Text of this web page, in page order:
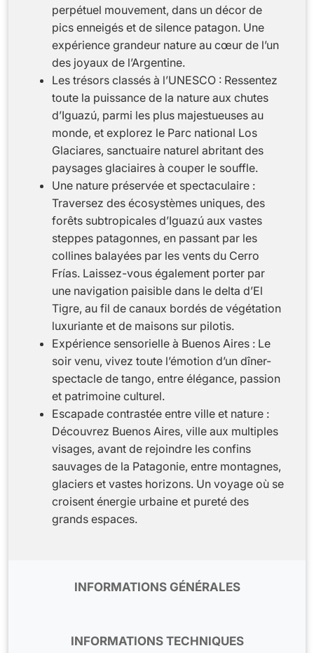
perpétuel mouvement, dans un décor de
pics enneigés et de silence patagon. Une
expérience grandeur nature au cœur de l’un
des joyaux de l’Argentine.
Les trésors classés à l’UNESCO : Ressentez
toute la puissance de la nature aux chutes
d’Iguazú, parmi les plus majestueuses au
monde, et explorez le Parc national Los
Glaciares, sanctuaire naturel abritant des
paysages glaciaires à couper le souffle.
Une nature préservée et spectaculaire :
Traversez des écosystèmes uniques, des
forêts subtropicales d’Iguazú aux vastes
steppes patagonnes, en passant par les
collines balayées par les vents du Cerro
Frías. Laissez-vous également porter par
une navigation paisible dans le delta d’El
Tigre, au fil de canaux bordés de végétation
luxuriante et de maisons sur pilotis.
Expérience sensorielle à Buenos Aires : Le
soir venu, vivez toute l’émotion d’un dîner-
spectacle de tango, entre élégance, passion
et patrimoine culturel.
Escapade contrastée entre ville et nature :
Découvrez Buenos Aires, ville aux multiples
visages, avant de rejoindre les confins
sauvages de la Patagonie, entre montagnes,
glaciers et vastes horizons. Un voyage où se
croisent énergie urbaine et pureté des
grands espaces.
INFORMATIONS GÉNÉRALES
le passeport doit être valable au moins six
INFORMATIONS TECHNIQUES